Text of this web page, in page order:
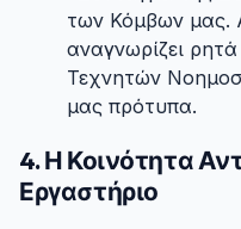
των Κόμβων μας.
αναγνωρίζει
Τεχνητών
μας πρότυπα.
4. Η Κοινότητα
Εργαστήριο